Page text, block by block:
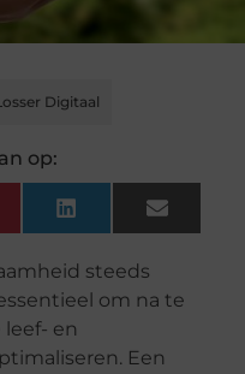
Digitaal
op:
LinkedIn Email
steeds
om na te
en
Een